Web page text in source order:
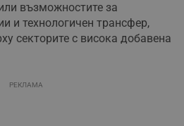
възможностите за
и технологичен трансфер,
секторите с висока добавена
РЕКЛАМА